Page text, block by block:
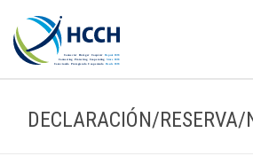
DECLARACIÓN/RESERVA/